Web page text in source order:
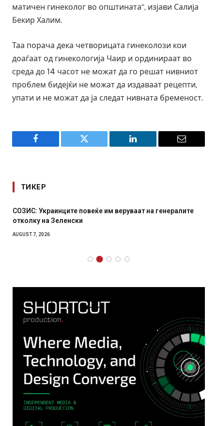
матичен гинеколог во општината“, изјави Салија
Бекир Халим.
Таа порача дека четворицата гинеколози кои
доаѓаат од гинекологија Чаир и ординираат во
среда до 14 часот не можат да го решат нивниот
проблем бидејќи не можат да издаваат рецепти,
упати и не можат да ја следат нивната бременост.
Facebook Twitter LinkedIn Email
ТИКЕР
СОЗИС: Украинците повеќе им веруваат на генералите
отколку на Зеленски
AUGUST 7, 2026